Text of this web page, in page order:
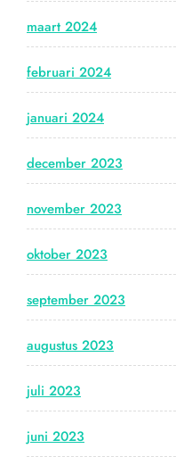
maart 2024
februari 2024
januari 2024
december 2023
november 2023
oktober 2023
september 2023
augustus 2023
juli 2023
juni 2023